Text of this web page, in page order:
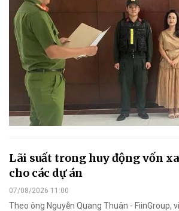
Lãi suất trong huy động vốn
cho các dự án
07/08/2026 11:00
Theo ông Nguyễn Quang Thuân - FiinGroup,